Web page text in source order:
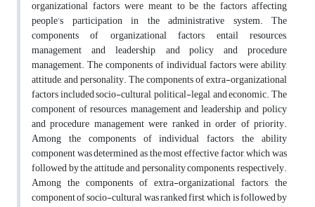
organizational factors were meant to be the factors affecting
people’s participation in the administrative system. The
components of organizational factors entail resources,
management and leadership, and policy and procedure
management. The components of individual factors were ability,
attitude, and personality. The components of extra-organizational
factors included socio-cultural, political-legal, and economic. The
component of resources, management and leadership, and policy
and procedure management were ranked in order of priority.
Among the components of individual factors, the ability
component was determined as the most effective factor, which was
followed by the attitude and personality components, respectively.
Among the components of extra-organizational factors, the
component of socio-cultural was ranked first, which is followed by